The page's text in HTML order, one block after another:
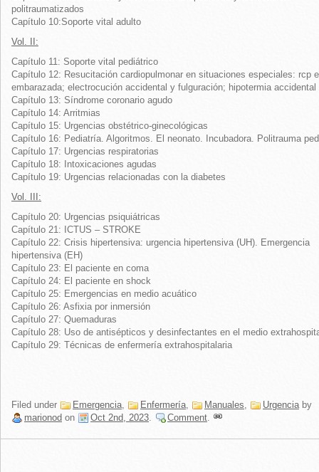
politraumatizados
Capítulo 10:Soporte vital adulto
Vol. II:
Capítulo 11: Soporte vital pediátrico
Capítulo 12: Resucitación cardiopulmonar en situaciones especiales: rcp
embarazada; electrocución accidental y fulguración; hipotermia accidental
Capítulo 13: Síndrome coronario agudo
Capítulo 14: Arritmias
Capítulo 15: Urgencias obstétrico-ginecológicas
Capítulo 16: Pediatría. Algoritmos. El neonato. Incubadora. Politrauma
Capítulo 17: Urgencias respiratorias
Capítulo 18: Intoxicaciones agudas
Capítulo 19: Urgencias relacionadas con la diabetes
Vol. III:
Capítulo 20: Urgencias psiquiátricas
Capítulo 21: ICTUS – STROKE
Capítulo 22: Crisis hipertensiva: urgencia hipertensiva (UH). Emergencia
hipertensiva (EH)
Capítulo 23: El paciente en coma
Capítulo 24: El paciente en shock
Capítulo 25: Emergencias en medio acuático
Capítulo 26: Asfixia por inmersión
Capítulo 27: Quemaduras
Capítulo 28: Uso de antisépticos y desinfectantes en el medio
Capítulo 29: Técnicas de enfermería extrahospitalaria
Filed under Emergencia, Enfermería, Manuales, Urgenciaby
marionod on Oct 2nd, 2023. Comment.